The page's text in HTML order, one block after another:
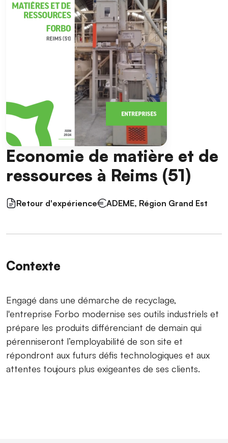
Economie de matière et de
ressources à Reims (51)
Retour d'expérience ADEME, Région Grand Est
Contexte
Engagé dans une démarche de recyclage,
l'entreprise Forbo modernise ses outils industriels et
prépare les produits différenciant de demain qui
pérenniseront l’employabilité de son site et
répondront aux futurs défis technologiques et aux
attentes toujours plus exigeantes de ses clients.